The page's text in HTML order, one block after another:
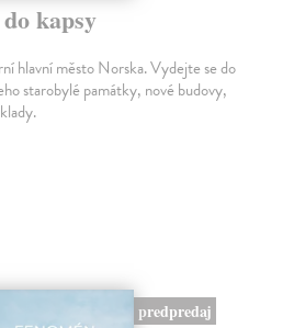
kapsy
hlavní město Norska. Vydejte se do
starobylé památky, nové budovy,
predpredaj